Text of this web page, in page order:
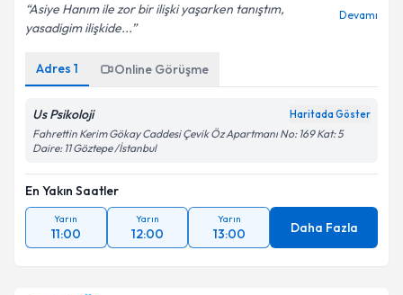
Asiye Hanım ile zor bir ilişki yaşarken tanıştım,
yasadigim ilişkide...
Devamı
Adres 1 Online Görüşme
Us Psikoloji Haritada Göster
Fahrettin Kerim Gökay Caddesi Çevik Öz Apartmanı No: 169 Kat: 5
Daire: 11 Göztepe /İstanbul
En Yakın Saatler
Yarın
11:00
Yarın
12:00
Yarın
13:00 Daha Fazla